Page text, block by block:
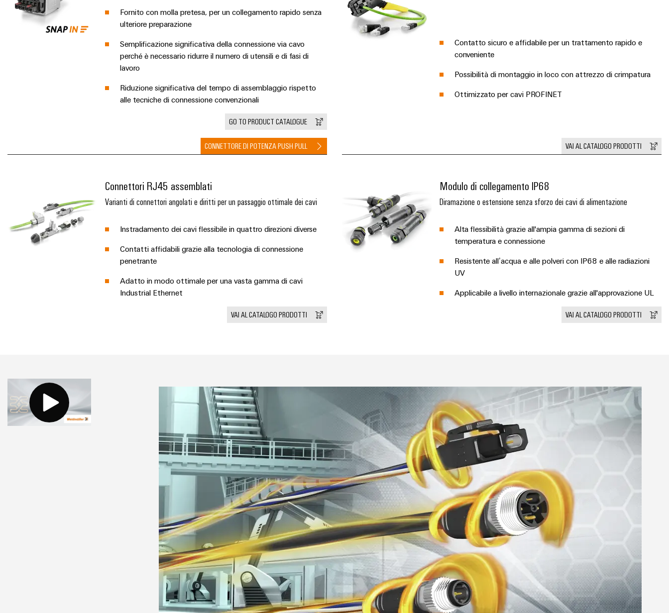
Fornito con molla pretesa, per un collegamento rapido senza
ulteriore preparazione
Semplificazione significativa della connessione via cavo
perché è necessario ridurre il numero di utensili e di fasi di
lavoro
Riduzione significativa del tempo di assemblaggio rispetto
alle tecniche di connessione convenzionali
GO TO PRODUCT CATALOGUE
CONNETTORE DI POTENZA PUSH PULL
Contatto sicuro e affidabile per un trattamento rapido e
conveniente
Possibilità di montaggio in loco con attrezzo di crimpatura
Ottimizzato per cavi PROFINET
VAI AL CATALOGO PRODOTTI
Connettori RJ45 assemblati
Varianti di connettori angolati e diritti per un passaggio ottimale dei cavi
Instradamento dei cavi flessibile in quattro direzioni diverse
Contatti affidabili grazie alla tecnologia di connessione
penetrante
Adatto in modo ottimale per una vasta gamma di cavi
Industrial Ethernet
VAI AL CATALOGO PRODOTTI
Modulo di collegamento IP68
Diramazione o estensione senza sforzo dei cavi di alimentazione
Alta flessibilità grazie all'ampia gamma di sezioni di
temperatura e connessione
Resistente all’acqua e alle polveri con IP68 e alle radiazioni
UV
Applicabile a livello internazionale grazie all'approvazione UL
VAI AL CATALOGO PRODOTTI